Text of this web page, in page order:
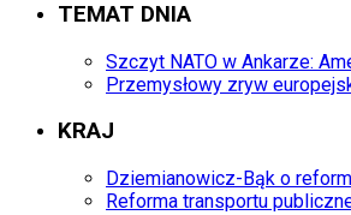
TEMAT DNIA
Szczyt NATO w Ankarze:
Przemysłowy zryw
KRAJ
Dziemianowicz-Bąk o
Reforma transportu